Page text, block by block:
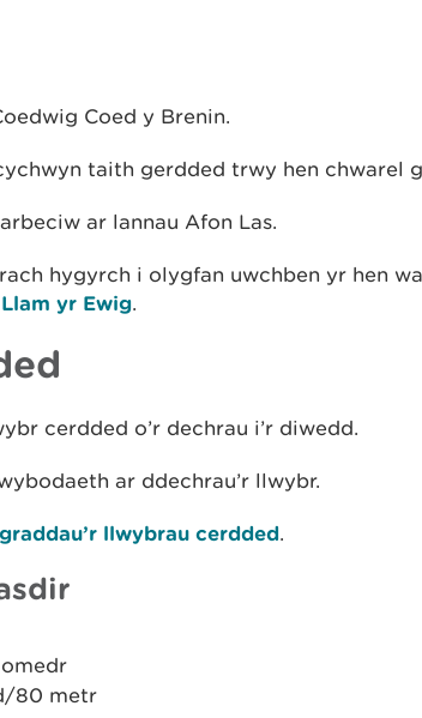
Coed y Brenin.
taith gerdded trwy hen chwarel
ar lannau Afon Las.
hygyrch i olygfan uwchben yr hen
yr Ewig.
cerdded o’r dechrau i’r diwedd.
ar ddechrau’r llwybr.
graddau’r llwybrau cerdded.
80 metr